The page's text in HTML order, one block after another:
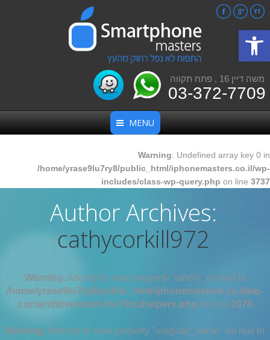
פתח סרגל נגישות
משה דיין 16 , פתח תקווה
03-372-7709
FacebookGoogle+
YouTube
MENU
Warning: Undefined array key 0 in
/home/yrase9lu7ry8/public_html/iphonemasters.co.il/wp-
includes/class-wp-query.php on line 3737
Author Archives:
cathycorkill972
Warning: Attempt to read property "labels" on null in
/home/yrase9lu7ry8/public_html/iphonemasters.co.il/wp-
content/themes/dt-the7/inc/helpers.php on line 2078
Warning: Attempt to read property "singular_name" on null in